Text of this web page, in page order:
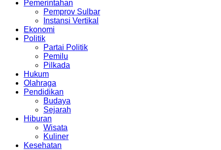
Pemerintahan
Pemprov Sulbar
Instansi Vertikal
Ekonomi
Politik
Partai Politik
Pemilu
Pilkada
Hukum
Olahraga
Pendidikan
Budaya
Sejarah
Hiburan
Wisata
Kuliner
Kesehatan